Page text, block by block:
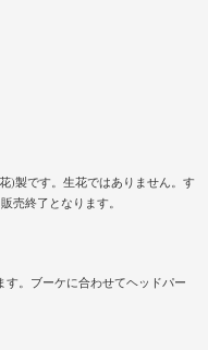
)製です。生花ではありません。す
売終了となります。
す。ブーケに合わせてヘッドパー